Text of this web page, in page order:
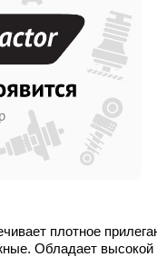
плотное
Обладает